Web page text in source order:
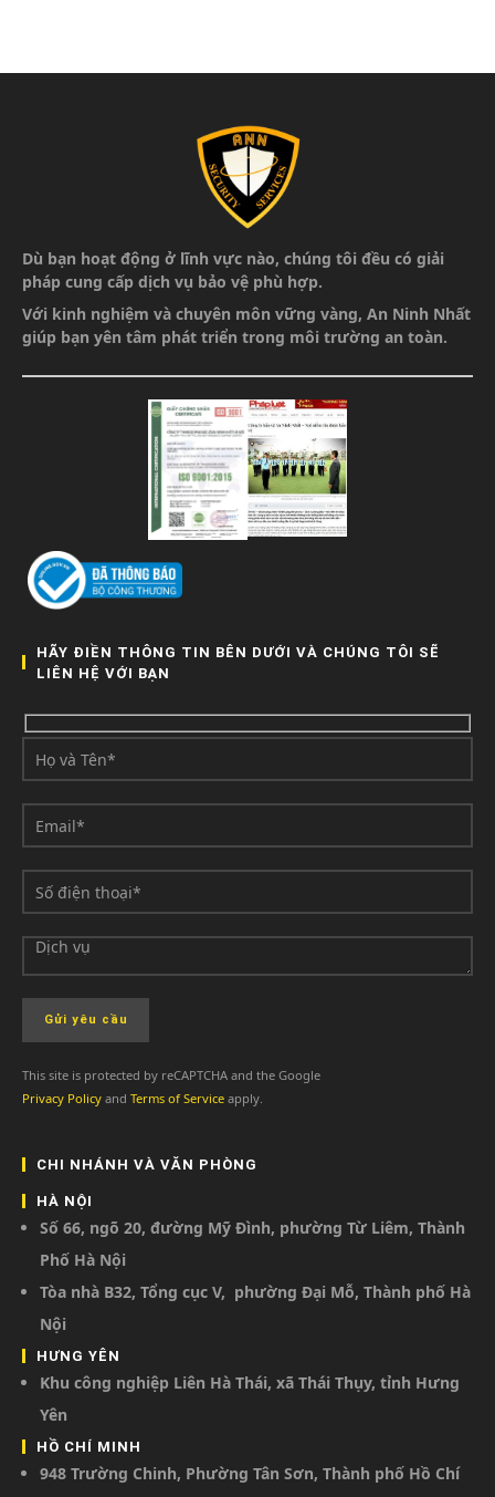
Dù bạn hoạt động ở lĩnh vực nào, chúng tôi đều có giải
pháp cung cấp dịch vụ bảo vệ phù hợp.
Với kinh nghiệm và chuyên môn vững vàng, An Ninh Nhất
giúp bạn yên tâm phát triển trong môi trường an toàn.
HÃY ĐIỀN THÔNG TIN BÊN DƯỚI VÀ CHÚNG TÔI SẼ
LIÊN HỆ VỚI BẠN
This site is protected by reCAPTCHA and the Google
Privacy Policy and Terms of Service apply.
CHI NHÁNH VÀ VĂN PHÒNG
HÀ NỘI
Số 66, ngõ 20, đường Mỹ Đình, phường Từ Liêm, Thành
Phố Hà Nội
Tòa nhà B32, Tổng cục V, phường Đại Mỗ, Thành phố Hà
Nội
HƯNG YÊN
Khu công nghiệp Liên Hà Thái, xã Thái Thụy, tỉnh Hưng
Yên
HỒ CHÍ MINH
948 Trường Chinh, Phường Tân Sơn, Thành phố Hồ Chí